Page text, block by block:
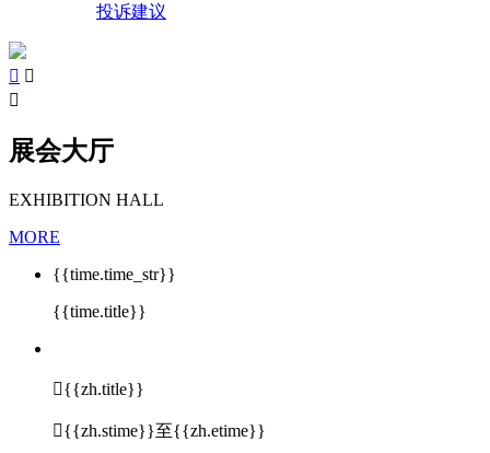
投诉建议
 

展会大厅
EXHIBITION HALL
MORE
{{time.time_str}}
{{time.title}}
{{zh.title}}
{{zh.stime}}至{{zh.etime}}